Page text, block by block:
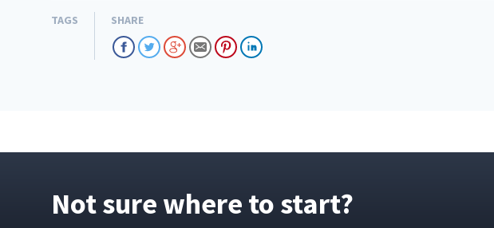
TAGS SHARE
Not sure where to start?